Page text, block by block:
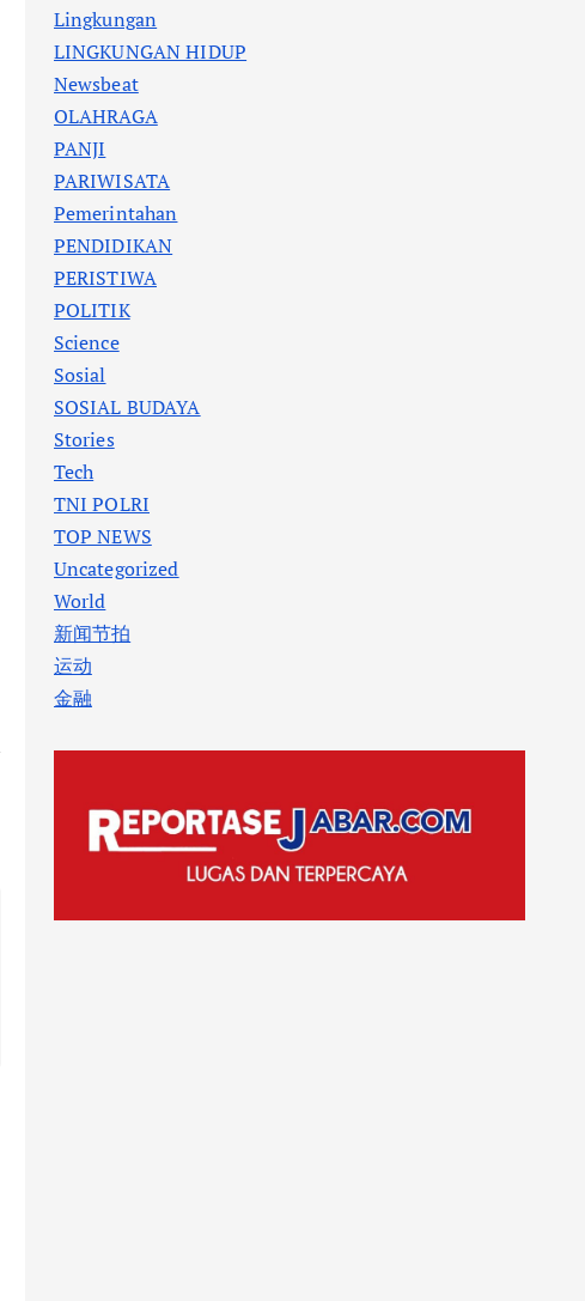
Lingkungan
LINGKUNGAN HIDUP
Newsbeat
OLAHRAGA
PANJI
PARIWISATA
Pemerintahan
PENDIDIKAN
PERISTIWA
POLITIK
Science
Sosial
SOSIAL BUDAYA
Stories
Tech
TNI POLRI
TOP NEWS
Uncategorized
World
新闻节拍
运动
金融